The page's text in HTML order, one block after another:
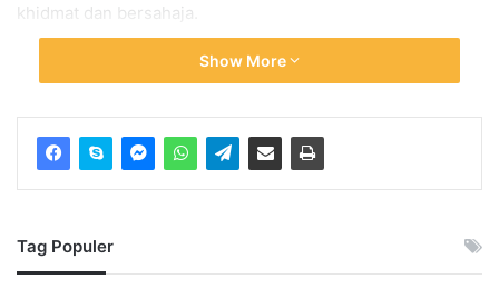
khidmat dan bersahaja.
Suasana Khidmat Pernikahan
Aamir Khan dan Gauri Spratt
Pasangan ini memilih konsep yang sangat sederhana untuk
hari bahagia mereka. Dari foto-foto yang beredar di media
lengan panjang berwarna putih polos. Aamir Khan juga
melengkapi penampilannya menggunakan kacamata hitam
Show More
Tag Populer